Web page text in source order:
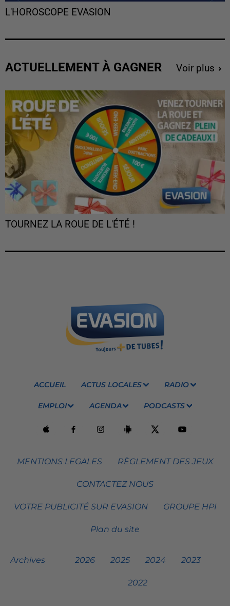
L'HOROSCOPE EVASION
ACTUELLEMENT À GAGNER Voir plus
TOURNEZ LA ROUE DE L'ÉTÉ !
ACCUEIL ACTUS LOCALES RADIO
EMPLOI AGENDA PODCASTS
MENTIONS LEGALES RÈGLEMENT DES JEUX
CONTACTEZ NOUS
VOTRE PUBLICITÉ SUR EVASION GROUPE HPI
Plan du site
Archives 2026 2025 2024 2023
2022